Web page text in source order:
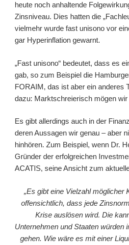
heute noch anhaltende
Zinsniveau. Dies hatten die
vielmehr wurde fast unisono vor
gar Hyperinflation gewarnt.
„Fast unisono“ bedeutet, dass es
gab, so zum Beispiel die
FORAIM, das ist aber ein anderes
dazu: Marktschreierisch mögen wir
Es gibt allerdings auch in der
deren Aussagen wir genau – aber
hinhören. Zum Beispiel, wenn Dr.
Gründer der erfolgreichen
ACATIS, seine Ansicht zum
„Es gibt eine Vielzahl möglicher
offensichtlich, dass jede
Krise auslösen wird. Die
Unternehmen und Staaten würden
gehen. Wie wäre es mit einer